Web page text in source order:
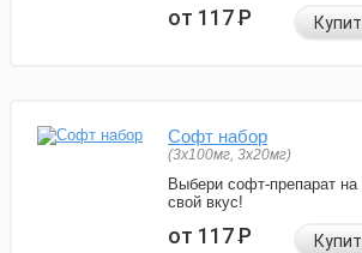
от 117Р
Софт набор
(3x100мг, 3x20мг)
Выбери софт-препарат на
свой вкус!
от 117Р